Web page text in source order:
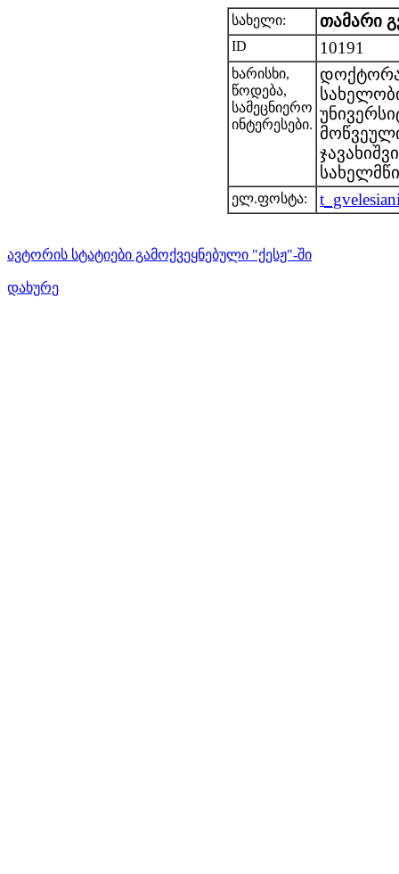
სახელი: თამარი
ID 10191
ხარისხი,
წოდება,
სამეცნიერო
ინტერესები.
ელ.ფოსტა:
ავტორის სტატიები გამოქვეყნებული "ქესჟ"-ში
დახურე